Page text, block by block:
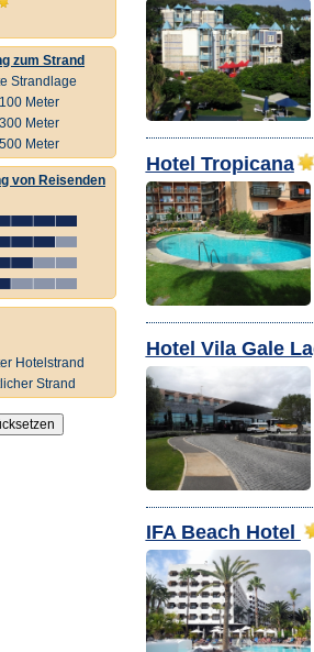
zum Strand
Strandlage
Meter
Meter
Meter
von Reisenden
Hotelstrand
Strand
Hotel Tropicana
Hotel Vila Gale
IFA Beach Hotel